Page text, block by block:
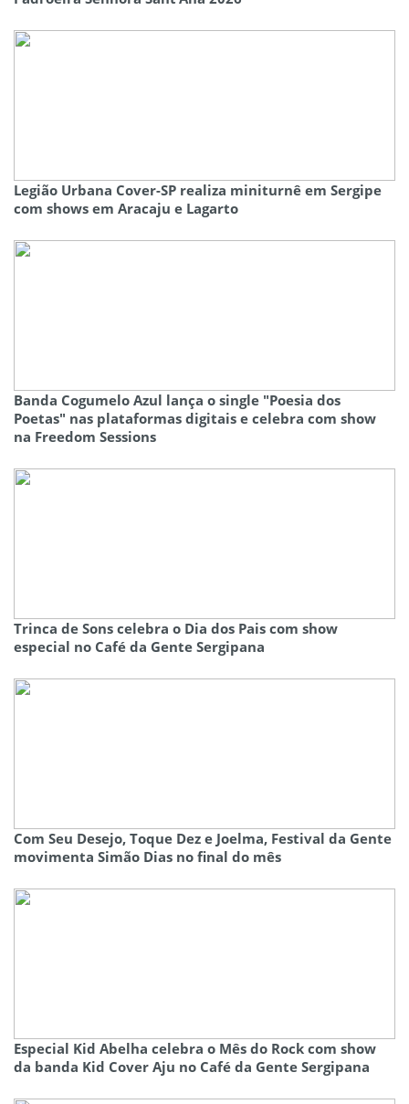
Legião Urbana Cover-SP realiza miniturnê em Sergipe
com shows em Aracaju e Lagarto
Banda Cogumelo Azul lança o single "Poesia dos
Poetas" nas plataformas digitais e celebra com show
na Freedom Sessions
Trinca de Sons celebra o Dia dos Pais com show
especial no Café da Gente Sergipana
Com Seu Desejo, Toque Dez e Joelma, Festival da Gente
movimenta Simão Dias no final do mês
Especial Kid Abelha celebra o Mês do Rock com show
da banda Kid Cover Aju no Café da Gente Sergipana